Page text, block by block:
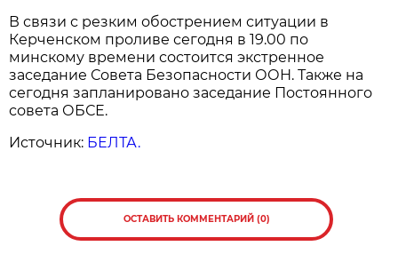
В связи с резким обострением ситуации в
Керченском проливе сегодня в 19.00 по
минскому времени состоится экстренное
заседание Совета Безопасности ООН. Также на
сегодня запланировано заседание Постоянного
совета ОБСЕ.
Источник: БЕЛТА.
ОСТАВИТЬ КОММЕНТАРИЙ (0)